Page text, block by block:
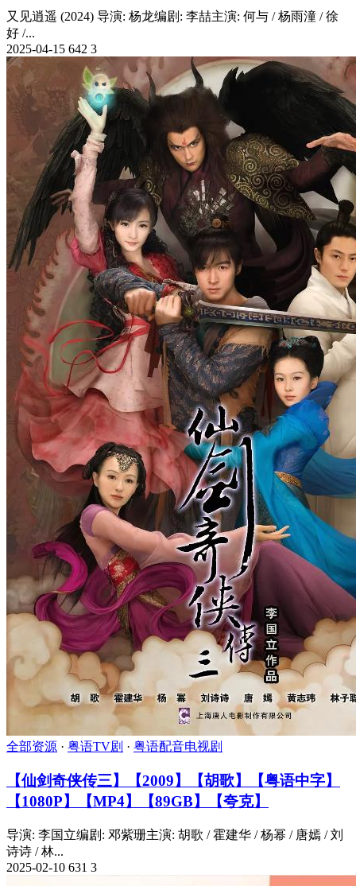
又见逍遥 (2024) 导演: 杨龙编剧: 李喆主演: 何与 / 杨雨潼 / 徐
好 /...
2025-04-15 642 3
全部资源 · 粤语TV剧 · 粤语配音电视剧
【仙剑奇侠传三】【2009】【胡歌】【粤语中字】
【1080P】【MP4】【89GB】【夸克】
导演: 李国立编剧: 邓紫珊主演: 胡歌 / 霍建华 / 杨幂 / 唐嫣 / 刘
诗诗 / 林...
2025-02-10 631 3